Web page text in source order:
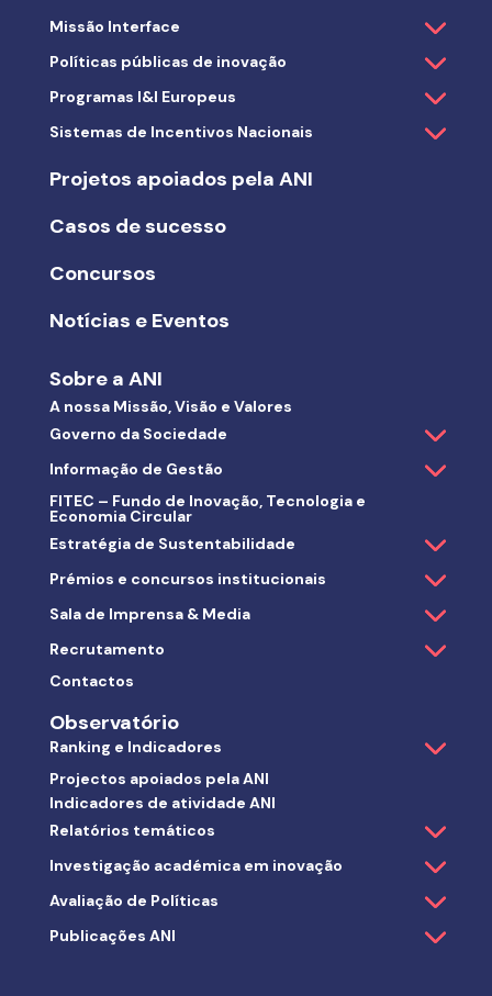
Missão Interface
Políticas públicas de inovação
Programas I&I Europeus
Sistemas de Incentivos Nacionais
Projetos apoiados pela ANI
Casos de sucesso
Concursos
Notícias e Eventos
Sobre a ANI
A nossa Missão, Visão e Valores
Governo da Sociedade
Informação de Gestão
FITEC – Fundo de Inovação, Tecnologia e
Economia Circular
Estratégia de Sustentabilidade
Prémios e concursos institucionais
Sala de Imprensa & Media
Recrutamento
Contactos
Observatório
Ranking e Indicadores
Projectos apoiados pela ANI
Indicadores de atividade ANI
Relatórios temáticos
Investigação académica em inovação
Avaliação de Políticas
Publicações ANI